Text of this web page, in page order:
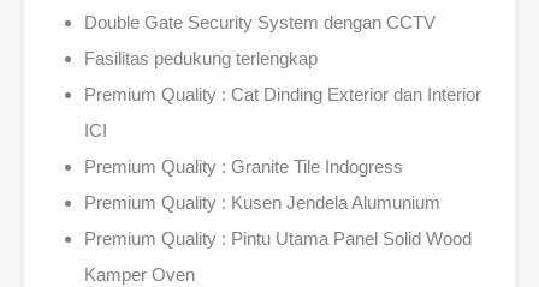
Double Gate Security System dengan CCTV
Fasilitas pedukung terlengkap
Premium Quality : Cat Dinding Exterior dan Interior
ICI
Premium Quality : Granite Tile Indogress
Premium Quality : Kusen Jendela Alumunium
Premium Quality : Pintu Utama Panel Solid Wood
Kamper Oven